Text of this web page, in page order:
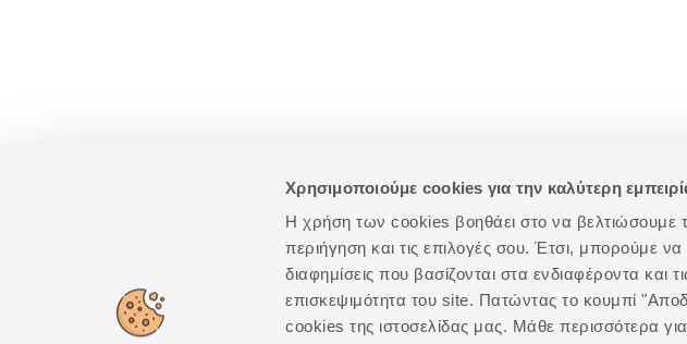
Χρησιμοποιούμε cookies για την καλύτερη
Η χρήση των cookies βοηθάει στο να βελτιώσουμε
περιήγηση και τις επιλογές σου. Έτσι, μπορούμε
διαφημίσεις που βασίζονται στα ενδιαφέροντα και
επισκεψιμότητα του site. Πατώντας το κουμπί
cookies της ιστοσελίδας μας. Μάθε περισσότερα